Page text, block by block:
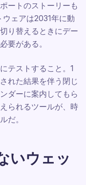
ートのストーリーも
ェアは2031年に動
り替えるときにデー
要がある。
テストすること。1
れた結果を伴う閉じ
ダーに案内してもら
られるツールが、時
だ。
いウェッ